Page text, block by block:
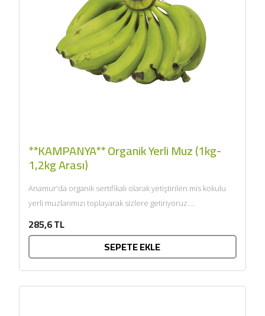
**KAMPANYA** Organik Yerli Muz (1kg-
1,2kg Arası)
Anamur'da organik sertifikalı olarak yetiştirilen mis kokulu
yerli muzlarımızı toplayarak sizlere getiriyoruz....
285,6 TL
SEPETE EKLE